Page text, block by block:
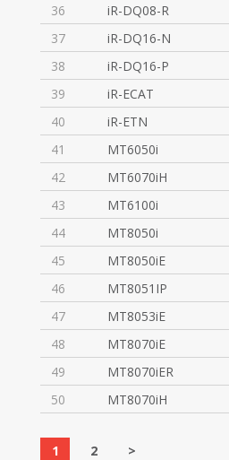
36 iR-DQ08-R
37 iR-DQ16-N
38 iR-DQ16-P
39 iR-ECAT
40 iR-ETN
41 MT6050i
42 MT6070iH
43 MT6100i
44 MT8050i
45 MT8050iE
46 MT8051IP
47 MT8053iE
48 MT8070iE
49 MT8070iER
50 MT8070iH
1 2 >